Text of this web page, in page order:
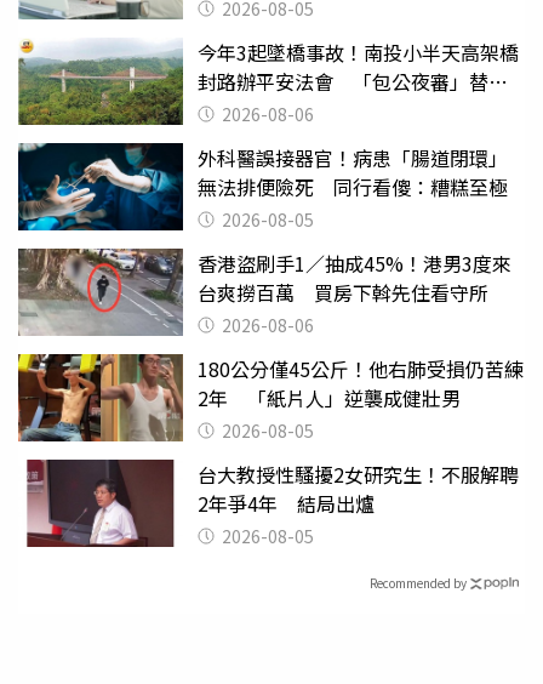
2026-08-05
今年3起墜橋事故！南投小半天高架橋
封路辦平安法會 「包公夜審」替亡
魂伸冤
2026-08-06
外科醫誤接器官！病患「腸道閉環」
無法排便險死 同行看傻：糟糕至極
2026-08-05
香港盜刷手1／抽成45%！港男3度來
台爽撈百萬 買房下斡先住看守所
2026-08-06
180公分僅45公斤！他右肺受損仍苦練
2年 「紙片人」逆襲成健壯男
2026-08-05
台大教授性騷擾2女研究生！不服解聘
2年爭4年 結局出爐
2026-08-05
Recommended by